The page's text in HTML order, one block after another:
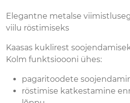
Elegantne metalse
viilu röstimiseks
Kaasas kuklirest
Kolm funktsioooni ühes:
pagaritoodete
röstimise katkestamine